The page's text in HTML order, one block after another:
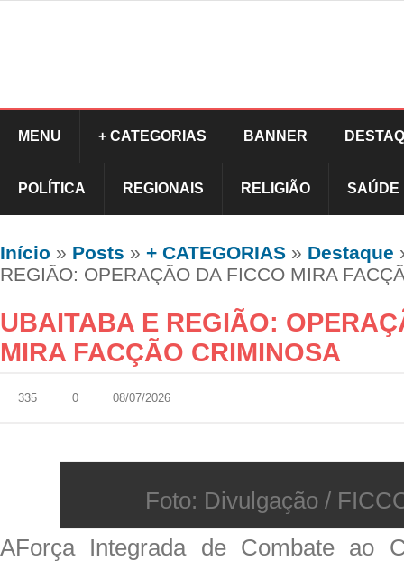
MENU + CATEGORIAS BANNER
POLÍTICA REGIONAIS RELIGIÃO SAÚDE
Início » Posts » + CATEGORIAS » Destaque
REGIÃO: OPERAÇÃO DA FICCO MIRA
UBAITABA E REGIÃO:
MIRA FACÇÃO CRIMINOSA
335 0 08/07/2026
Foto: Divulgação /
AForça Integrada de Combate ao